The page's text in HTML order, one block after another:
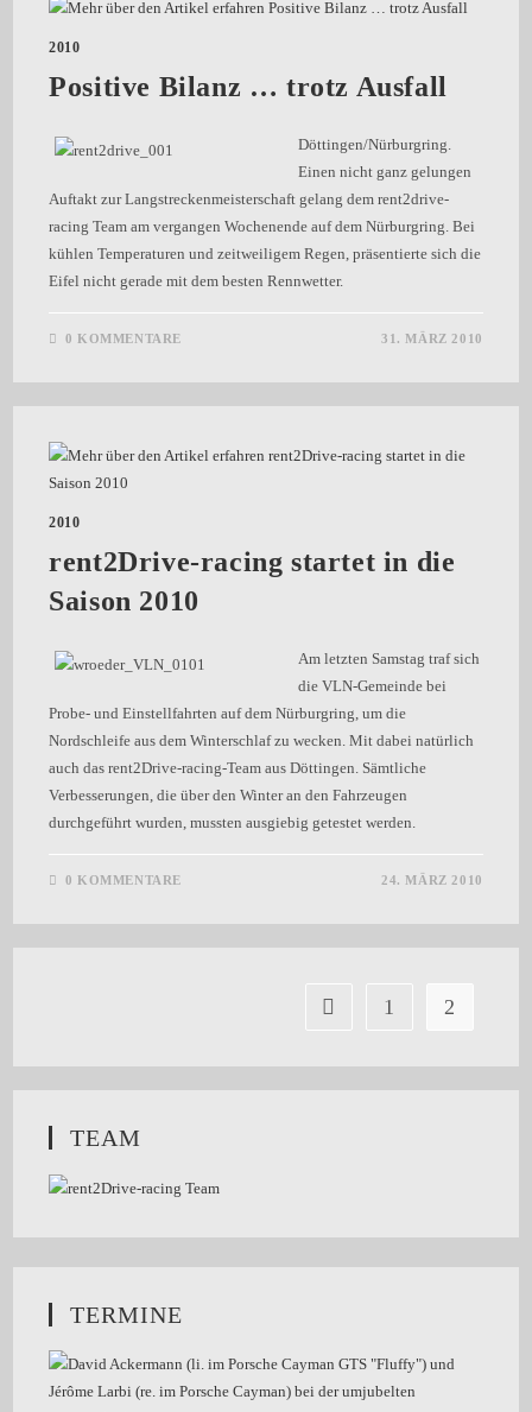
2010
Positive Bilanz … trotz Ausfall
Döttingen/Nürburgring.
Einen nicht ganz gelungen
Auftakt zur Langstreckenmeisterschaft gelang dem rent2drive-
racing Team am vergangen Wochenende auf dem Nürburgring. Bei
kühlen Temperaturen und zeitweiligem Regen, präsentierte sich die
Eifel nicht gerade mit dem besten Rennwetter.
0 KOMMENTARE 31. MÄRZ 2010
2010
rent2Drive-racing startet in die
Saison 2010
Am letzten Samstag traf sich
die VLN-Gemeinde bei
Probe- und Einstellfahrten auf dem Nürburgring, um die
Nordschleife aus dem Winterschlaf zu wecken. Mit dabei natürlich
auch das rent2Drive-racing-Team aus Döttingen. Sämtliche
Verbesserungen, die über den Winter an den Fahrzeugen
durchgeführt wurden, mussten ausgiebig getestet werden.
0 KOMMENTARE 24. MÄRZ 2010
1 2
TEAM
TERMINE